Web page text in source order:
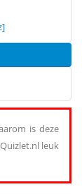
is deze
leuk